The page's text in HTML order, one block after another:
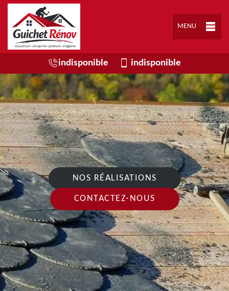
MENU
indisponible indisponible
NOS RÉALISATIONS
CONTACTEZ-NOUS